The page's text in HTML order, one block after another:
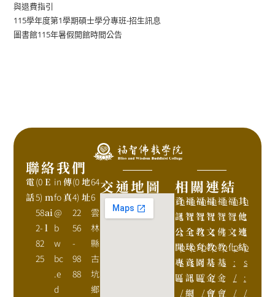
與退費指引
115學年度第1學期碩士學分專班-招生訊息
圖書館115年暑假開館時間公告
聯絡我們
電
話
(0
5)
58
2-
82
25
E
m
ai
l
in
fo
@
b
w
bc
.e
d
傳
真
(0
4)
22
56
-
98
88
地
址
64
6
雲
林
縣
古
坑
鄉
交通地圖 相關連結
資
訊
公
開
專
區
h
t
t
p
s
:
/
福
智
全
球
資
訊
網
h
t
t
p
s
:
/
福
智
教
育
園
區
h
t
t
p
:
/
/
福
智
文
教
基
金
會
h
t
t
p
:
/
/
福
智
佛
教
基
金
會
h
t
t
p
s
:
/
福
智
文
化
h
t
t
p
:
/
/
其
他
連
結
h
t
t
p
s
:
/